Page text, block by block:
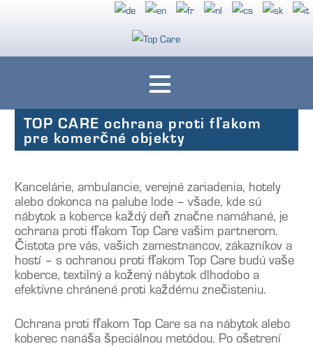
Top Care
Ihre Polstermöbel rundum geschützt mit Top Care Fleckenschutz
TOP CARE ochrana proti fľakom
pre komerčné objekty
Kancelárie, ambulancie, verejné zariadenia, hotely
alebo dokonca na palube lode – všade, kde sú
nábytok a koberce každý deň značne namáhané, je
ochrana proti fľakom Top Care vašim partnerom.
Čistota pre vás, vašich zamestnancov, zákazníkov a
hostí – s ochranou proti fľakom Top Care budú vaše
koberce, textilný a kožený nábytok dlhodobo a
efektívne chránené proti každému znečisteniu.
Ochrana proti fľakom Top Care sa na nábytok alebo
koberec nanáša špeciálnou metódou. Po ošetrení